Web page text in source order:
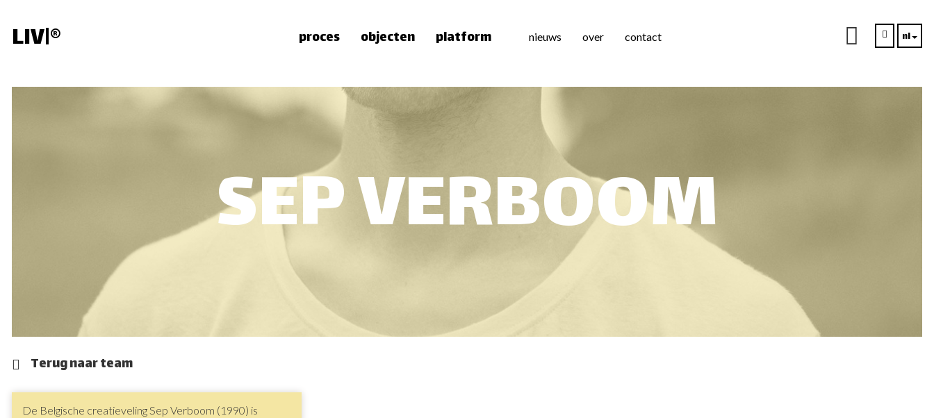
LIV® proces objecten platform nieuws over contact nl
SEP VERBOOM
Terug naar team
De Belgische creatieveling Sep Verboom (1990) is